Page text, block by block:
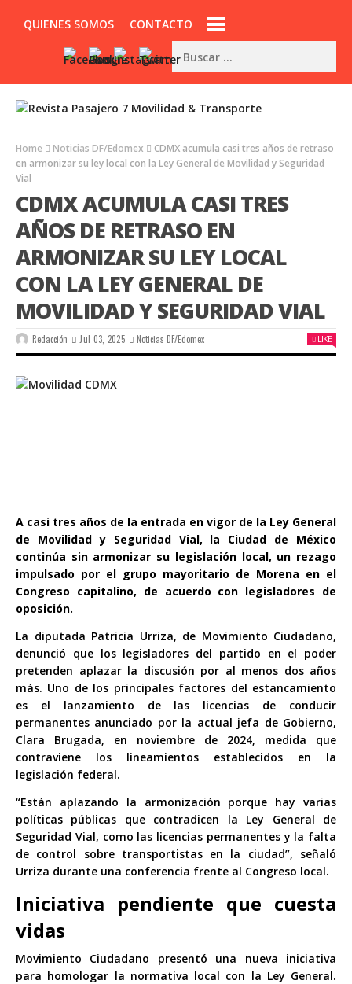
QUIENES SOMOS CONTACTO
Home Noticias DF/Edomex
CDMX acumula casi tres años de retraso
en armonizar su ley local con la Ley General de Movilidad y Seguridad
Vial
CDMX ACUMULA CASI TRES
AÑOS DE RETRASO EN
ARMONIZAR SU LEY LOCAL
CON LA LEY GENERAL DE
MOVILIDAD Y SEGURIDAD VIAL
Redacción Jul 03, 2025 Noticias DF/Edomex LIKE
A casi tres años de la entrada en vigor de la Ley General
de Movilidad y Seguridad Vial, la Ciudad de México
continúa sin armonizar su legislación local, un rezago
impulsado por el grupo mayoritario de Morena en el
Congreso capitalino, de acuerdo con legisladores de
oposición.
La diputada Patricia Urriza, de Movimiento Ciudadano,
denunció que los legisladores del partido en el poder
pretenden aplazar la discusión por al menos dos años
más. Uno de los principales factores del estancamiento
es el lanzamiento de las licencias de conducir
permanentes anunciado por la actual jefa de Gobierno,
Clara Brugada, en noviembre de 2024, medida que
contraviene los lineamientos establecidos en la
legislación federal.
“Están aplazando la armonización porque hay varias
políticas públicas que contradicen la Ley General de
Seguridad Vial, como las licencias permanentes y la falta
de control sobre transportistas en la ciudad”, señaló
Urriza durante una conferencia frente al Congreso local.
Iniciativa pendiente que cuesta
vidas
Movimiento Ciudadano presentó una nueva iniciativa
para homologar la normativa local con la Ley General.